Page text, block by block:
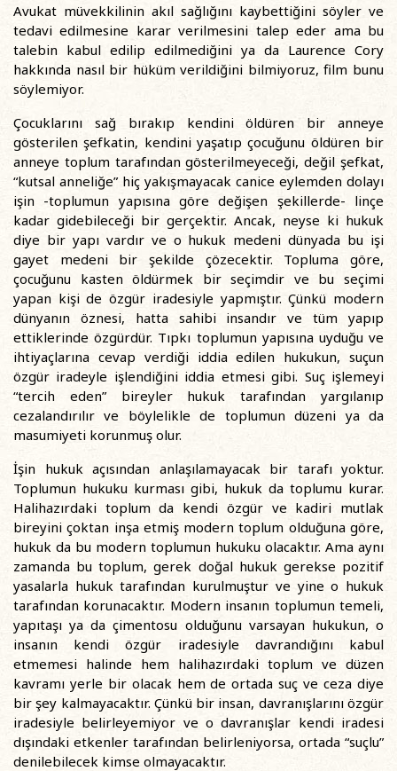
Avukat müvekkilinin akıl sağlığını kaybettiğini söyler ve
tedavi edilmesine karar verilmesini talep eder ama bu
talebin kabul edilip edilmediğini ya da Laurence Cory
hakkında nasıl bir hüküm verildiğini bilmiyoruz, film bunu
söylemiyor.
Çocuklarını sağ bırakıp kendini öldüren bir anneye
gösterilen şefkatin, kendini yaşatıp çocuğunu öldüren bir
anneye toplum tarafından gösterilmeyeceği, değil şefkat,
“kutsal anneliğe” hiç yakışmayacak canice eylemden dolayı
işin -toplumun yapısına göre değişen şekillerde- linçe
kadar gidebileceği bir gerçektir. Ancak, neyse ki hukuk
diye bir yapı vardır ve o hukuk medeni dünyada bu işi
gayet medeni bir şekilde çözecektir. Topluma göre,
çocuğunu kasten öldürmek bir seçimdir ve bu seçimi
yapan kişi de özgür iradesiyle yapmıştır. Çünkü modern
dünyanın öznesi, hatta sahibi insandır ve tüm yapıp
ettiklerinde özgürdür. Tıpkı toplumun yapısına uyduğu ve
ihtiyaçlarına cevap verdiği iddia edilen hukukun, suçun
özgür iradeyle işlendiğini iddia etmesi gibi. Suç işlemeyi
“tercih eden” bireyler hukuk tarafından yargılanıp
cezalandırılır ve böylelikle de toplumun düzeni ya da
masumiyeti korunmuş olur.
İşin hukuk açısından anlaşılamayacak bir tarafı yoktur.
Toplumun hukuku kurması gibi, hukuk da toplumu kurar.
Halihazırdaki toplum da kendi özgür ve kadiri mutlak
bireyini çoktan inşa etmiş modern toplum olduğuna göre,
hukuk da bu modern toplumun hukuku olacaktır. Ama aynı
zamanda bu toplum, gerek doğal hukuk gerekse pozitif
yasalarla hukuk tarafından kurulmuştur ve yine o hukuk
tarafından korunacaktır. Modern insanın toplumun temeli,
yapıtaşı ya da çimentosu olduğunu varsayan hukukun, o
insanın kendi özgür iradesiyle davrandığını kabul
etmemesi halinde hem halihazırdaki toplum ve düzen
kavramı yerle bir olacak hem de ortada suç ve ceza diye
bir şey kalmayacaktır. Çünkü bir insan, davranışlarını özgür
iradesiyle belirleyemiyor ve o davranışlar kendi iradesi
dışındaki etkenler tarafından belirleniyorsa, ortada “suçlu”
denilebilecek kimse olmayacaktır.